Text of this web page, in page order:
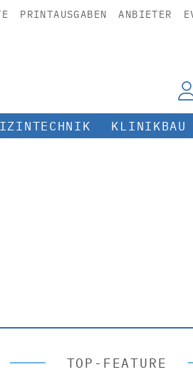
PRINTAUSGABEN ANBIETER
KLINIKBAU
TOP-FEATURE